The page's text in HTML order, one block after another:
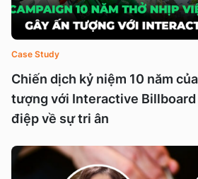
Chiến dịch kỷ niệm 10 năm
tượng với Interactive Billboard
điệp về sự tri ân
Case Study